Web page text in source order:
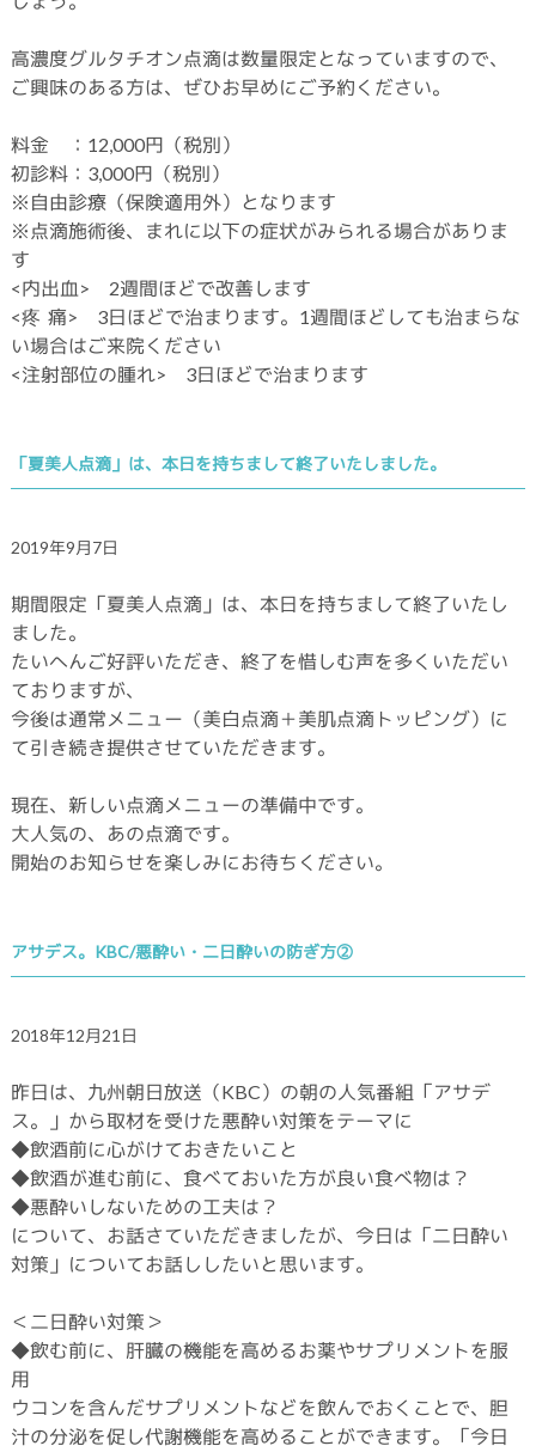
高濃度グルタチオン点滴は数量限定となっていますので、
ご興味のある方は、ぜひお早めにご予約ください。
料金 ：12,000円（税別）
初診料：3,000円（税別）
※自由診療（保険適用外）となります
※点滴施術後、まれに以下の症状がみられる場合がありま
す
<内出血> 2週間ほどで改善します
<疼 痛> 3日ほどで治まります。1週間ほどしても治まらな
い場合はご来院ください
<注射部位の腫れ> 3日ほどで治まります
「夏美人点滴」は、本日を持ちまして終了いたしました。
2019年9月7日
期間限定「夏美人点滴」は、本日を持ちまして終了いたし
ました。
たいへんご好評いただき、終了を惜しむ声を多くいただい
ておりますが、
今後は通常メニュー（美白点滴＋美肌点滴トッピング）に
て引き続き提供させていただきます。
現在、新しい点滴メニューの準備中です。
大人気の、あの点滴です。
開始のお知らせを楽しみにお待ちください。
アサデス。KBC/悪酔い・二日酔いの防ぎ方②
2018年12月21日
昨日は、九州朝日放送（KBC）の朝の人気番組「アサデ
ス。」から取材を受けた悪酔い対策をテーマに
◆飲酒前に心がけておきたいこと
◆飲酒が進む前に、食べておいた方が良い食べ物は？
◆悪酔いしないための工夫は？
について、お話さていただきましたが、今日は「二日酔い
対策」についてお話ししたいと思います。
＜二日酔い対策＞
◆飲む前に、肝臓の機能を高めるお薬やサプリメントを服
用
ウコンを含んだサプリメントなどを飲んでおくことで、胆
汁の分泌を促し代謝機能を高めることができます。「今日